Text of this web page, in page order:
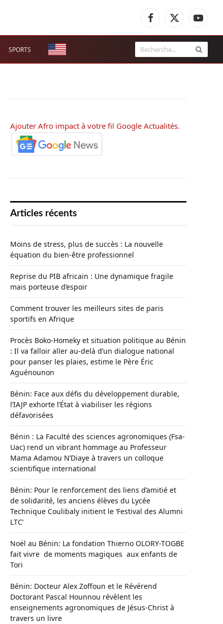
Facebook
X
(Twitter)
SPORTS
Ajouter Afro impact à votre fil Google Actualités.
Articles récents
Moins de stress, plus de succès : La nouvelle
équation du bien-être professionnel
Reprise du PIB africain : Une dynamique fragile
mais porteuse d’espoir
Comment trouver les meilleurs sites de paris
sportifs en Afrique
Procès Boko-Homeky et situation politique au Bénin
: Il va falloir aller au-delà d’un dialogue national
pour panser les plaies, estime le Père Éric
Aguénounon
Bénin: Face aux défis du développement durable,
l’IAJP exhorte l’État à viabiliser les régions
défavorisées
Bénin : La Faculté des sciences agronomiques (Fsa-
Uac) rend un vibrant hommage au Professeur
Mama Adamou N’Diaye à travers un colloque
scientifique international
Bénin: Pour le renforcement des liens d’amitié et
de solidarité, les anciens élèves du Lycée
Technique Coulibaly initient le ‘Festival des Alumni
LTC’
Noël au Bénin: La fondation Thierno OLORY-TOGBE
fait vivre de moments magiques aux enfants de
Tori
Bénin: Docteur Alex Zoffoun et le Révérend
Doctorant Pascal Hounnou révèlent les
enseignements agronomiques de Jésus-Christ à
travers un livre